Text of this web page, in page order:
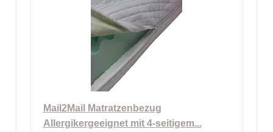
Mail2Mail Matratzenbezug
Allergikergeeignet mit 4-seitigem...